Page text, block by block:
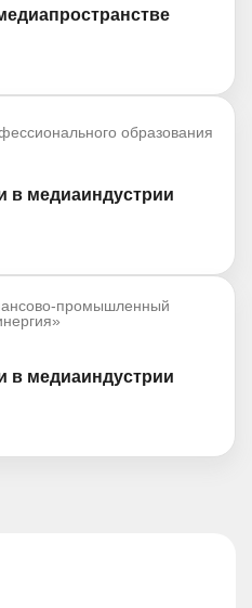
образования
в медиаиндустрии
промышленный
в медиаиндустрии